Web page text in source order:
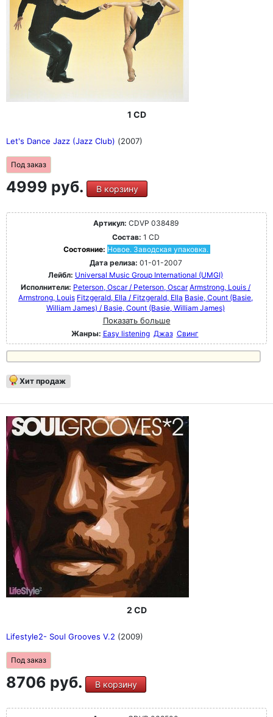
1 CD
Let's Dance Jazz (Jazz Club) (2007)
Под заказ
4999 руб. В корзину
Артикул: CDVP 038489
Состав: 1 CD
Состояние: Новое. Заводская упаковка.
Дата релиза: 01-01-2007
Лейбл: Universal Music Group International (UMGI)
Исполнители: Peterson, Oscar / Peterson, Oscar Armstrong, Louis /
Armstrong, Louis Fitzgerald, Ella / Fitzgerald, Ella Basie, Count (Basie,
William James) / Basie, Count (Basie, William James)
Показать больше
Жанры: Easy listening Джаз Свинг
Хит продаж
2 CD
Lifestyle2- Soul Grooves V.2 (2009)
Под заказ
8706 руб. В корзину